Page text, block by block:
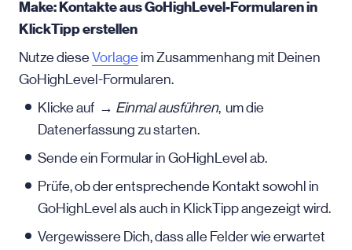
Make: Kontakte aus GoHighLevel-Formularen in
KlickTipp erstellen
Nutze dieseVorlage im Zusammenhang mit Deinen
GoHighLevel-Formularen.
Klicke auf → Einmal ausführen, um die
Datenerfassung zu starten.
Sende ein Formular in GoHighLevel ab.
Prüfe, ob der entsprechende Kontakt sowohl in
GoHighLevel als auch in KlickTipp angezeigt wird.
Vergewissere Dich, dass alle Felder wie erwartet